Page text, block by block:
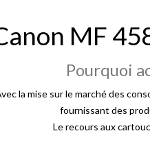
MF
Pourquoi
la mise sur le marché des
fournissant des
Le recours aux